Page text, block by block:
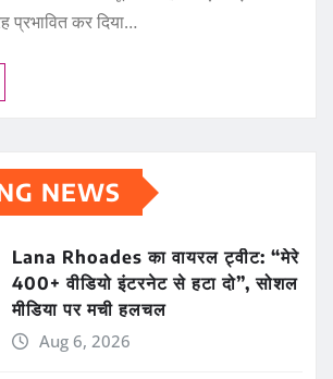
प्रभावित कर दिया…
NEWS
Lana Rhoades का वायरल ट्वीट: “मेरे
400+ वीडियो इंटरनेट से हटा दो”, सोशल
मीडिया पर मची हलचल
Aug 6, 2026